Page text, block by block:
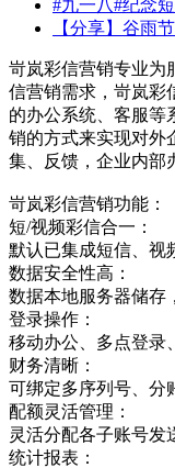
#九一八#纪念
【分享】谷雨
岢岚彩信营销专业为
信营销需求，岢岚彩
的办公系统、客服等
销的方式来实现对外
集、反馈，企业内部
岢岚彩信营销功能：
短/视频彩信合一：
默认已集成短信、视
数据安全性高：
数据本地服务器储存
登录操作：
移动办公、多点登录
财务清晰：
可绑定多序列号、分
配额灵活管理：
灵活分配各子账号发
统计报表：